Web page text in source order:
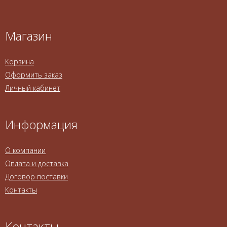
Магазин
Корзина
Оформить заказ
Личный кабинет
Информация
О компании
Оплата и доставка
Договор поставки
Контакты